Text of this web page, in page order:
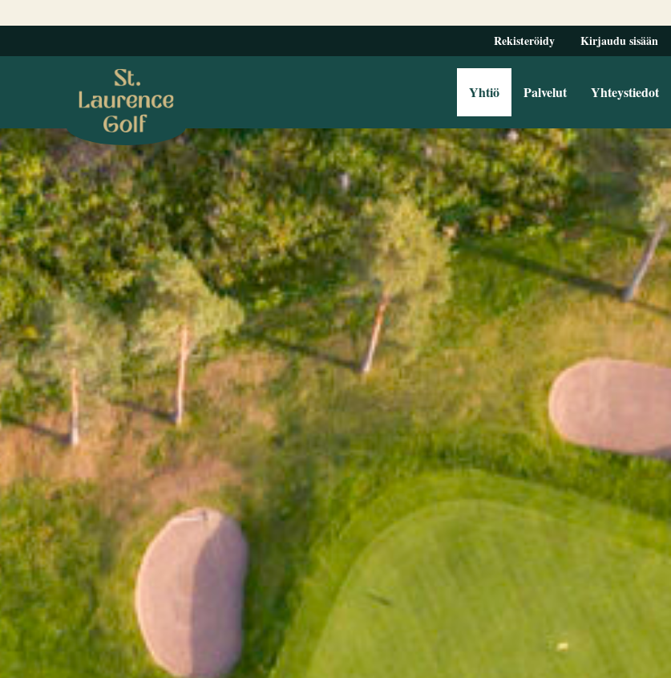
Rekisteröidy Kirjaudu sisään
Yhtiö Palvelut Yhteystiedot